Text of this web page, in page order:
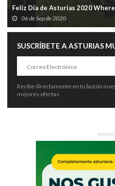
Feliz Día de Asturias 2020
06 de Sep de 2020
SUSCRÍBETE A ASTURIAS
Recibe directamente en tu buzón
mejores ofertas.